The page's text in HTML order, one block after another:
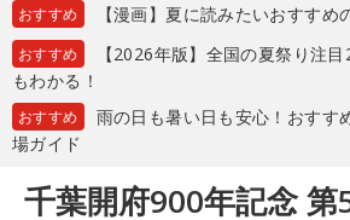
おすすめ 【漫画】夏に読みたいおすすめ
おすすめ
【2026年版】全国の夏祭り注
もわかる！
おすすめ
雨の日も暑い日も安心！おすす
場ガイド
千葉開府900年記念 第